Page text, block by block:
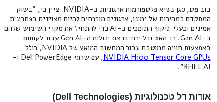
בוב פט, סגן נשיא פלטפורמות ארגוניות ב-NVIDIA, ציין כי, "בשוק
המתקדם במהירות של ימינו, ארגונים מוכרחים להיות מצוידים בפתרונות
אמינים ובעלי תיקוף התומכים ב-AI כדי להתחיל את מקרי השימוש שלהם
ב-Gen AI. רד האט ודל ירחיבו את יכולות ה-Gen AI עבור לקוחות
באמצעות חוויה ממוטבת עבור המחשוב המואץ של NVIDIA, כולל
NVIDIA H100 Tensor Core GPUs
, עם שרתי Dell PowerEdge ו-
RHEL AI".
אודות דל טכנולוגיות (Dell Technologies)